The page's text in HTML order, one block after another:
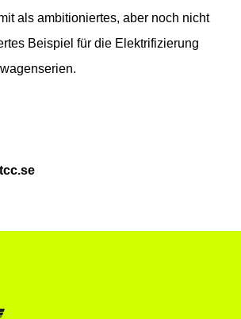
als ambitioniertes, aber noch nicht
Beispiel für die Elektrifizierung